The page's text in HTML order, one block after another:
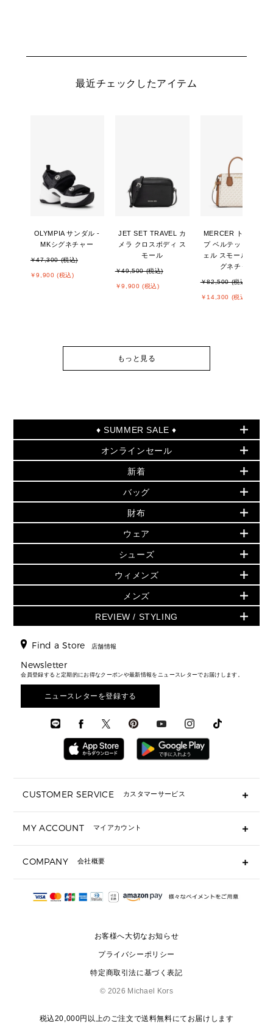
最近チェックしたアイテム
OLYMPIA サンダル -
MKシグネチャー
￥47,300 (税込)
￥9,900 (税込)
JET SET TRAVEL カ
メラ クロスボディ ス
モール
￥49,500 (税込)
￥9,900 (税込)
MERCER トップジッ
プ ベルテッド サッチ
ェル スモール - MKシ
グネチャー
￥82,500 (税込)
￥14,300 (税込)
もっと見る
♦ SUMMER SALE ♦
セールおすすめアイテム
▶ ウィメンズ
バッグ
小物
シューズ・靴
ウェア
アクセサリー
時計
▶ メンズ
バッグ
ウェア
アクセサリー
オンラインセール
PRODUCT OF THE MONTH - 今月の特別価格
再値下げアイテム
追加アイテム
▶ ウィメンズすべて(ウェア・シューズ除く)
バッグ
財布・小物
ウェア
シューズ
時計・ジュエリー
アクセサリー
メンズ バッグ
メンズ 財布・小物
メンズ シューズ
メンズ ウェア
メンズ 時計・その他
新着
夏のスタイル
▶ すべて
▶ ウィメンズすべて
財布・小物
アクセサリー
フレグランス
シューズ
▶ メンズすべて
メンズ財布・小物
メンズアクセサリー
メンズウェア
バッグ
人気の定番アイテム
日本限定 - バッグ
▶ ウィメンズすべて
トートバッグ
ショルダーバッグ
クロスボディ・斜め掛け
トラベル
3 IN 1 / 2 IN 1 バッグ
▶ メンズすべて
財布
日本限定 - 財布・小物
▶ ウィメンズすべて
GREENWICH
折り財布(二つ折り・三つ折り)
長財布
▶ メンズすべて
ウェア
▶ ウィメンズすべて
トップス
スカート・パンツ
ジャケット・アウター
▶ メンズすべて
シューズ
▶ ウィメンズすべて
サンダル
スニーカー
▶ メンズすべて
ウィメンズ
人気の定番アイテム
▶ ウィメンズすべて
▶ バッグすべて
通勤・通学アイテム
3 IN 1 バッグ
ミニ財布・フラグメントケース
▶ 小物すべて
定期ケース・カードケース・名刺入れ
サンダル
スニーカー
▶ ウェア
メンズ
▶ メンズすべて
財布・小物
時計・ジュエリー
アクセサリー
REVIEW / STYLING
エディターレビュー
Find a Store 店舗情報
Newsletter
会員登録すると定期的にお得なクーポンや最新情報をニュースレターでお届けします。
ニュースレターを登録する
CUSTOMER SERVICE カスタマーサービス
ギフト用にラッピングができますか？
ショッピングバッグを購入商品分送ってもらえますか？
注文後に完了メールが受信できないのですが？
サイズ交換はできますか？
MY ACCOUNT マイアカウント
COMPANY 会社概要
会社概要
お客様へ大切なお知らせ
プライバシーポリシー
特定商取引法に基づく表記
© 2026 Michael Kors
税込20,000円以上のご注文で送料無料にてお届けします